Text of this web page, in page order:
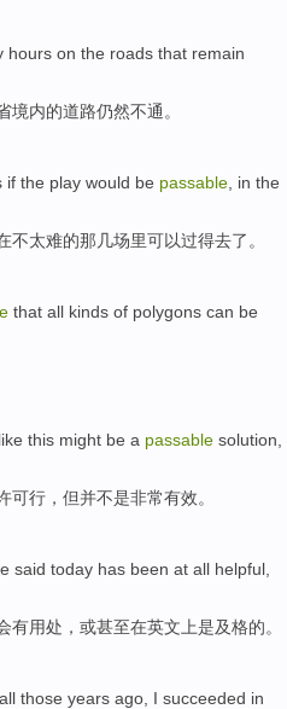
hours on the roads that remain
境内的道路仍然不通。
if the play would be passable in the
不太难的那 几场里可以过得去了。
that all kinds of polygons can be
like this might be a passable solution,
可行，但并不是非常有效。
said today has been at all helpful
有用处 ， 或甚至在英文上是及格的。
all those years ago, I succeeded in